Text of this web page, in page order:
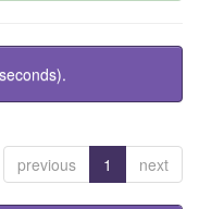
previous 1 next